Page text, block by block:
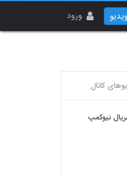
ورود
کانال
نیوکمپ